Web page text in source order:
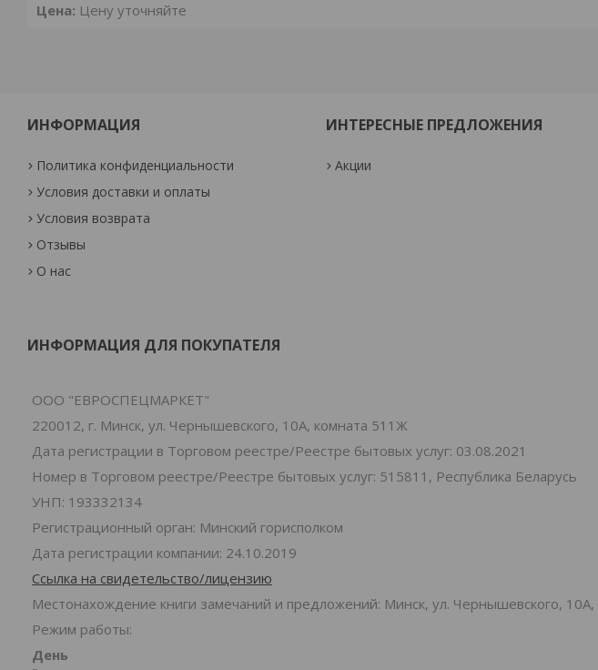
Цена: Цену уточняйте
ИНФОРМАЦИЯ
Политика конфиденциальности
Условия доставки и оплаты
Условия возврата
Отзывы
О нас
ИНТЕРЕСНЫЕ ПРЕДЛОЖЕНИЯ
Акции
ИНФОРМАЦИЯ ДЛЯ ПОКУПАТЕЛЯ
ООО "ЕВРОСПЕЦМАРКЕТ"
220012, г. Минск, ул. Чернышевского, 10А, комната 511Ж
Дата регистрации в Торговом реестре/Реестре бытовых услуг: 03.08.2021
Номер в Торговом реестре/Реестре бытовых услуг: 515811, Республика Беларусь
УНП: 193332134
Регистрационный орган: Минский горисполком
Дата регистрации компании: 24.10.2019
Ссылка на свидетельство/лицензию
Местонахождение книги замечаний и предложений: Минск, ул. Чернышевского,
Режим работы:
День